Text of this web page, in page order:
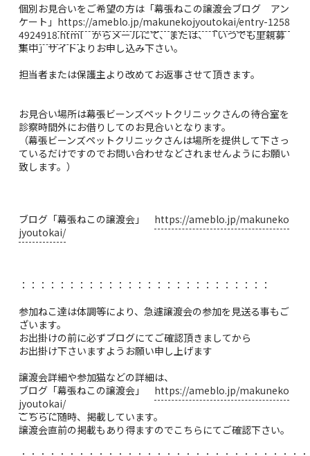
個別お見合いをご希望の方は「幕張ねこの譲渡会ブログ アン
ケート」 https://ameblo.jp/makunekojyoutokai/entry-1258
4924918.htmlからメールにて、または、「いつでも里親募
集中」サイトよりお申し込み下さい。
担当者または保護主より改めてお返事させて頂きます。
お見合い場所は幕張ビーンズペットクリニックさんの待合室を
診察時間外にお借りしてのお見合いとなります。
（幕張ビーンズペットクリニックさんは場所を提供して下さっ
ているだけですのでお問い合わせなどされませんようにお願い
致します。）
ブログ「幕張ねこの譲渡会」 https://ameblo.jp/makuneko
jyoutokai/
：：：：：：：：：：：：：：：：：：：：：：：：：：
参加ねこ達は体調等により、急遽譲渡会の参加を見送る事もご
ざいます。
お出掛けの前に必ずブログにてご確認頂きましてから
お出掛け下さいますようお願い申し上げます
譲渡会詳細や参加猫などの詳細は、
ブログ「幕張ねこの譲渡会」 https://ameblo.jp/makuneko
jyoutokai/
こちらに随時、掲載しています。
譲渡会直前の掲載もあり得ますのでこちらにてご確認下さい。